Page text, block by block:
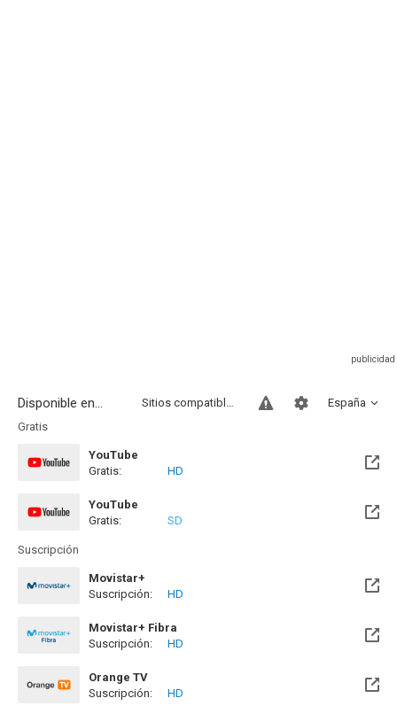
Disponible en... España
Sitios compatibles
Gratis
YouTube
Gratis:
HD
YouTube
Gratis:
SD
Suscripción
Movistar+
Disponible hasta el Mar, 01 Sep 2026 (Quedan 24 días)
Suscripción: HD
Movistar+ Fibra
Disponible hasta el Mar, 01 Sep 2026 (Quedan 24 días)
Suscripción: HD
Orange TV
Disponible hasta el Mié, 30 Sep 2026 (Queda 1 mes)
Suscripción: HD